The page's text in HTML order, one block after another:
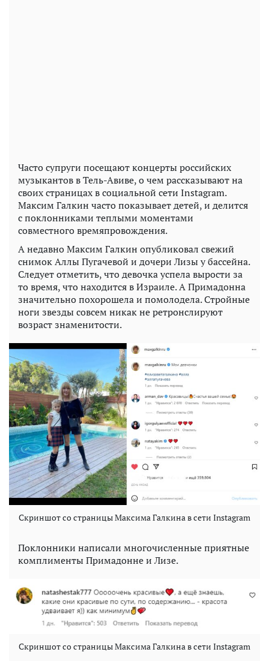
Часто супруги посещают концерты российских
музыкантов в Тель-Авиве, о чем рассказывают на
своих страницах в социальной сети Instagram.
Максим Галкин часто показывает детей, и делится
с поклонниками теплыми моментами
совместного времяпровождения.
А недавно Максим Галкин опубликовал свежий
снимок Аллы Пугачевой и дочери Лизы у бассейна.
Следует отметить, что девочка успела вырости за
то время, что находится в Израиле. А Примадонна
значительно похорошела и помолодела. Стройные
ноги звезды совсем никак не ретронслируют
возраст знаменитости.
Скриншот со страницы Максима Галкина в сети Instagram
Поклонники написали многочисленные приятные
комплименты Примадонне и Лизе.
Скриншот со страницы Максима Галкина в сети Instagram